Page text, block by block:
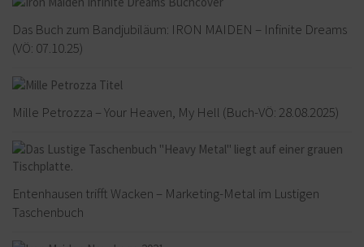
Das Buch zum Bandjubiläum: IRON MAIDEN – Infinite Dreams
(VÖ: 07.10.25)
Mille Petrozza – Your Heaven, My Hell (Buch-VÖ: 28.08.2025)
Entenhausen trifft Wacken – Marketing-Metal im Lustigen
Taschenbuch